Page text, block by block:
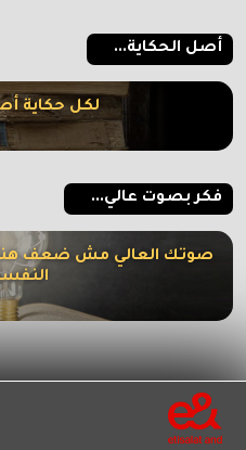
أصل الحكاية...
لكل حكاية
فكر بصوت عالي...
صوتك العالي مش ضعف